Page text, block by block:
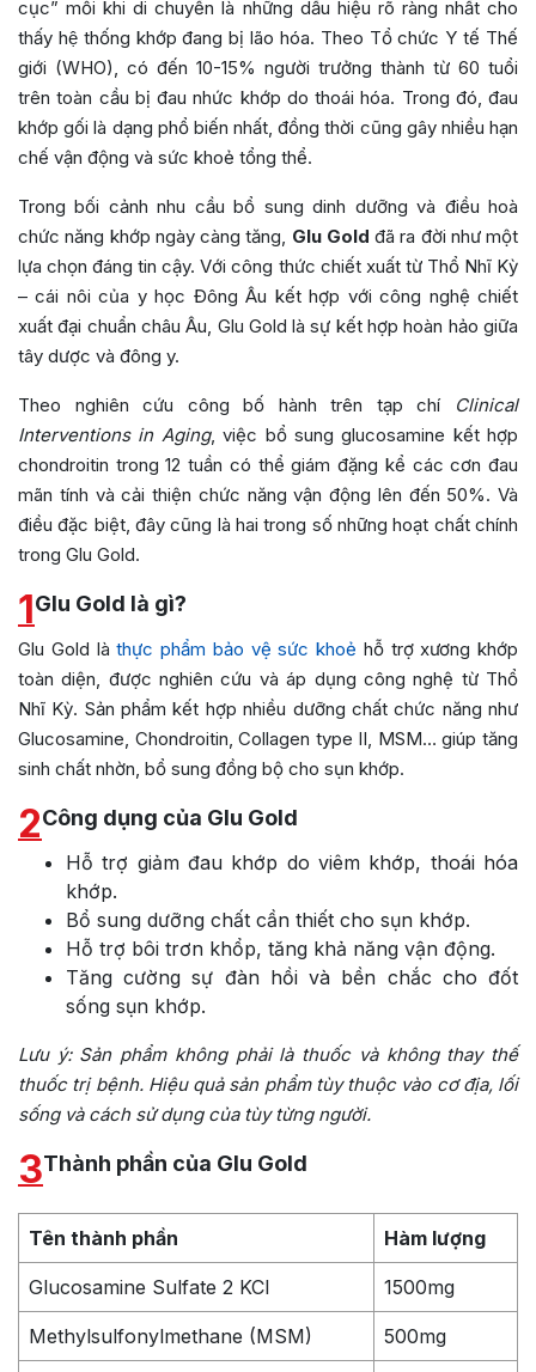
cục” mỗi khi di chuyển là những dấu hiệu rõ ràng nhất cho
thấy hệ thống khớp đang bị lão hóa. Theo Tổ chức Y tế Thế
giới (WHO), có đến 10-15% người trưởng thành từ 60 tuổi
trên toàn cầu bị đau nhức khớp do thoái hóa. Trong đó, đau
khớp gối là dạng phổ biến nhất, đồng thời cũng gây nhiều hạn
chế vận động và sức khoẻ tổng thể.
Trong bối cảnh nhu cầu bổ sung dinh dưỡng và điều hoà
chức năng khớp ngày càng tăng, Glu Gold đã ra đời như một
lựa chọn đáng tin cậy. Với công thức chiết xuất từ Thổ Nhĩ Kỳ
– cái nôi của y học Đông Âu kết hợp với công nghệ chiết
xuất đại chuẩn châu Âu, Glu Gold là sự kết hợp hoàn hảo giữa
tây dược và đông y.
Theo nghiên cứu công bố hành trên tạp chí
Clinical
Interventions in Aging, việc bổ sung glucosamine kết hợp
chondroitin trong 12 tuần có thể giám đặng kể các cơn đau
mãn tính và cải thiện chức năng vận động lên đến 50%. Và
điều đặc biệt, đây cũng là hai trong số những hoạt chất chính
trong Glu Gold.
1Glu Gold là gì?
Glu Gold làthực phẩm bảo vệ sức khoẻ hỗ trợ xương khớp
toàn diện, được nghiên cứu và áp dụng công nghệ từ Thổ
Nhĩ Kỳ. Sản phẩm kết hợp nhiều dưỡng chất chức năng như
Glucosamine, Chondroitin, Collagen type II, MSM… giúp tăng
sinh chất nhờn, bổ sung đồng bộ cho sụn khớp.
2Công dụng của Glu Gold
Hỗ trợ giảm đau khớp do viêm khớp, thoái hóa
khớp.
Bổ sung dưỡng chất cần thiết cho sụn khớp.
Hỗ trợ bôi trơn khổp, tăng khả năng vận động.
Tăng cường sự đàn hồi và bền chắc cho đốt
sống sụn khớp.
Lưu ý:Sản phẩm không phải là thuốc và không thay thế
thuốc trị bệnh. Hiệu quả sản phẩm tùy thuộc vào cơ địa, lối
sống và cách sử dụng của tùy từng người.
3Thành phần của Glu Gold
Tên thành phần Hàm lượng
Glucosamine Sulfate 2 KCl 1500mg
Methylsulfonylmethane (MSM) 500mg